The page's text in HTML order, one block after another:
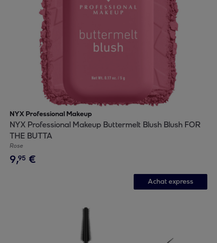
NYX Professional Makeup
NYX Professional Makeup Buttermelt Blush Blush FOR
THE BUTTA
Rose
9,95 €
Achat express